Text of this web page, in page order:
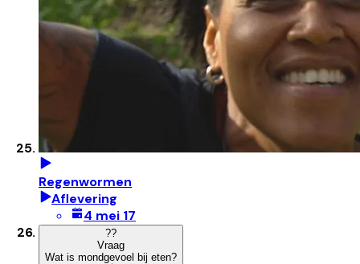
Regenwormen
Aflevering
4 mei 17
??
Vraag
Wat is mondgevoel bij eten?